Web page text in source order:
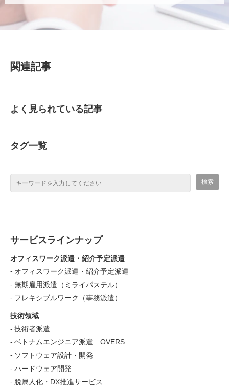
関連記事
よく見られている記事
タグ一覧
サービスラインナップ
オフィスワーク派遣・紹介予定派遣
オフィスワーク派遣・紹介予定派遣
無期雇用派遣（ミライパステル）
フレキシブルワーク（事務派遣）
技術領域
技術者派遣
ベトナムエンジニア派遣 OVERS
ソフトウェア設計・開発
ハードウェア開発
脱属人化・DX推進サービス